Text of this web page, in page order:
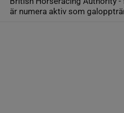
är numera aktiv som